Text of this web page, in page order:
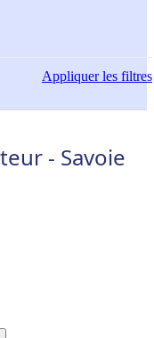
Appliquerles filtres
- Savoie